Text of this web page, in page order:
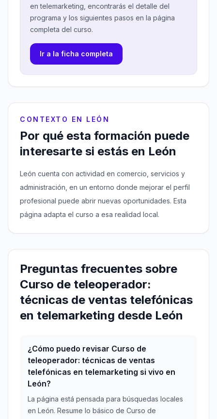
en telemarketing, encontrarás el detalle del
programa y los siguientes pasos en la página
completa del curso.
Ir a la ficha completa
CONTEXTO EN LEÓN
Por qué esta formación puede
interesarte si estás en León
León cuenta con actividad en comercio, servicios y
administración, en un entorno donde mejorar el perfil
profesional puede abrir nuevas oportunidades. Esta
página adapta el curso a esa realidad local.
Preguntas frecuentes sobre
Curso de teleoperador:
técnicas de ventas telefónicas
en telemarketing desde León
¿Cómo puedo revisar Curso de
teleoperador: técnicas de ventas
telefónicas en telemarketing si vivo en
León?
La página está pensada para búsquedas locales
en León. Resume lo básico de Curso de